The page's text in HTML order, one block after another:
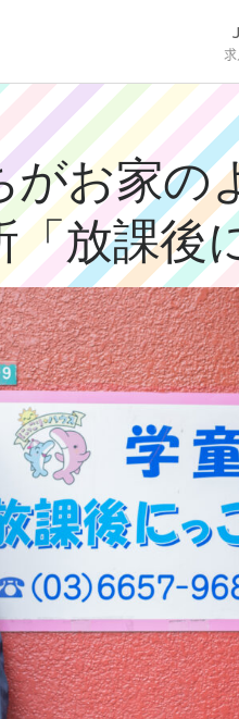
がお家の
「放課後